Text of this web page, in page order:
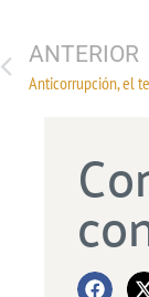
ANTERIOR